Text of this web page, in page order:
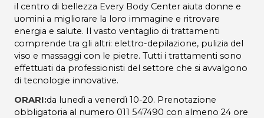
il centro di bellezza Every Body Center aiuta donne e
uomini a migliorare la loro immagine e ritrovare
energia e salute. Il vasto ventaglio di trattamenti
comprende tra gli altri: elettro-depilazione, pulizia del
viso e massaggi con le pietre. Tutti i trattamenti sono
effettuati da professionisti del settore che si avvalgono
di tecnologie innovative.
ORARI:da lunedì a venerdì 10-20. Prenotazione
obbligatoria al numero 011 547490 con almeno 24 ore